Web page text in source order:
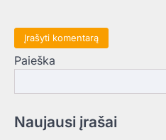
Paieška
Naujausi įrašai